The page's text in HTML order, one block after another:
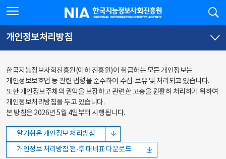
바로가기
바로가기
한국지능정보사회진흥원
개인정보처리방침
한국지능정보사회진흥원(이하 진흥원)이 취급하는 모든 개인정보는
개인정보보호법 등 관련 법령을 준수하여 수집·보유 및 처리되고 있습니다.
또한 개인정보주체의 권익을 보장하고 관련한 고충을 원활히 처리하기 위하여
개인정보처리방침을 두고 있습니다.
본 방침은 2026년 5월 4일부터 시행됩니다.
알기쉬운 개인정보 처리방침
개인정보 처리방침 전·후 대비표 다운로드